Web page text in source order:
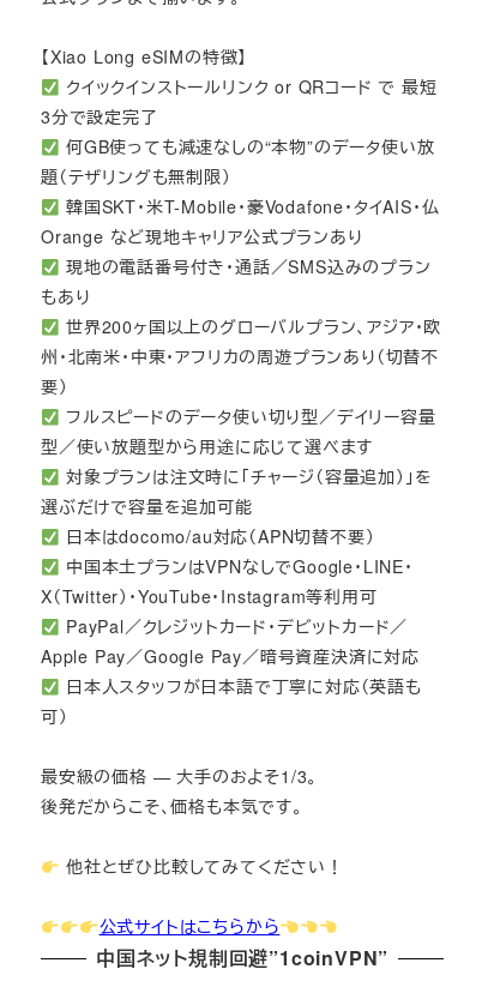
【Xiao Long eSIMの特徴】
クイックインストールリンク or QRコード で 最短
3分で設定完了
何GB使っても減速なしの“本物”のデータ使い放
題（テザリングも無制限）
韓国SKT・米T-Mobile・豪Vodafone・タイAIS・仏
Orange など現地キャリア公式プランあり
現地の電話番号付き・通話／SMS込みのプラン
もあり
世界200ヶ国以上のグローバルプラン、アジア・欧
州・北南米・中東・アフリカの周遊プランあり（切替不
要）
フルスピードのデータ使い切り型／デイリー容量
型／使い放題型から用途に応じて選べます
対象プランは注文時に「チャージ（容量追加）」を
選ぶだけで容量を追加可能
日本はdocomo/au対応（APN切替不要）
中国本土プランはVPNなしでGoogle・LINE・
X（Twitter）・YouTube・Instagram等利用可
PayPal／クレジットカード・デビットカード／
Apple Pay／Google Pay／暗号資産決済に対応
日本人スタッフが日本語で丁寧に対応（英語も
可）
最安級の価格 — 大手のおよそ1/3。
後発だからこそ、価格も本気です。
他社とぜひ比較してみてください！
公式サイトはこちらから
中国ネット規制回避”1coinVPN”